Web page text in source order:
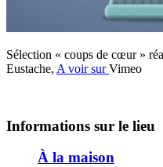
Sélection « coups de cœur »
Eustache, A voir surVimeo
Informations sur le lieu
À la maison